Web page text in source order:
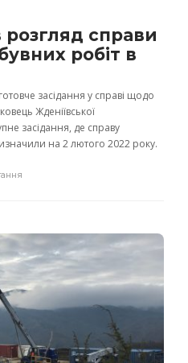
справи
робіт в
засідання у справі щодо
Жденіївської
засідання, де справу
на 2 лютого 2022 року.